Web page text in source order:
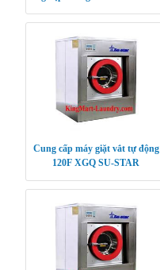
Cung cấp máy giặt vắt tự động
120F XGQ SU-STAR